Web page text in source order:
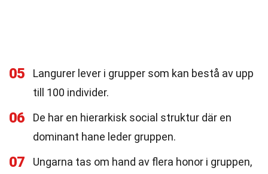
05
Langurer lever i grupper som kan bestå av upp
till 100 individer.
06
De har en hierarkisk social struktur där en
dominant hane leder gruppen.
07
Ungarna tas om hand av flera honor i gruppen,